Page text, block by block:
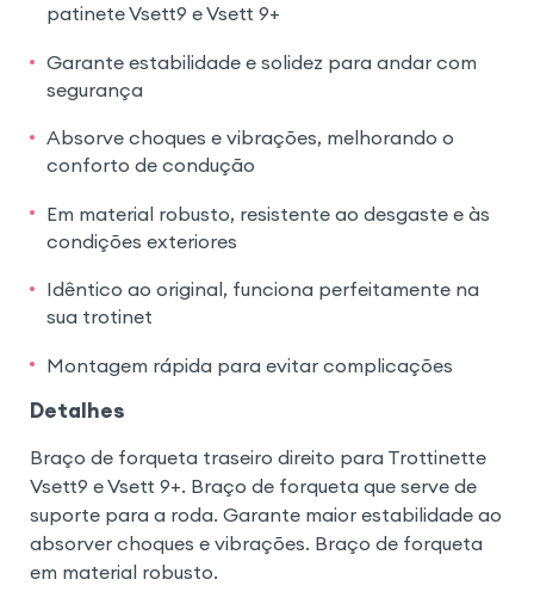
patinete Vsett9 e Vsett 9+
Garante estabilidade e solidez para andar com
segurança
Absorve choques e vibrações, melhorando o
conforto de condução
Em material robusto, resistente ao desgaste e às
condições exteriores
Idêntico ao original, funciona perfeitamente na
sua trotinet
Montagem rápida para evitar complicações
Detalhes
Braço de forqueta traseiro direito para Trottinette
Vsett9 e Vsett 9+. Braço de forqueta que serve de
suporte para a roda. Garante maior estabilidade ao
absorver choques e vibrações. Braço de forqueta
em material robusto.